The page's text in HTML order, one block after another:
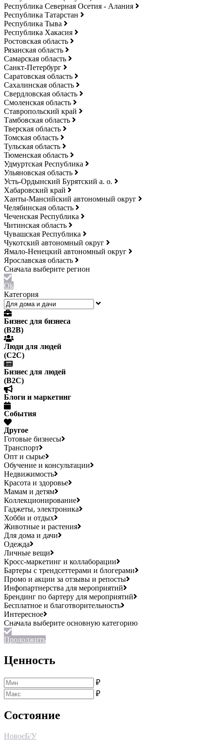
Республика Северная Осетия - Алания
Республика Татарстан
Республика Тыва
Республика Хакасия
Ростовская область
Рязанская область
Самарская область
Санкт-Петербург
Саратовская область
Сахалинская область
Свердловская область
Смоленская область
Ставропольский край
Тамбовская область
Тверская область
Томская область
Тульская область
Тюменская область
Удмуртская Республика
Ульяновская область
Усть-Ордынский Бурятский а. о.
Хабаровский край
Ханты-Мансийский автономный округ
Челябинская область
Чеченская Республика
Читинская область
Чувашская Республика
Чукотский автономный округ
Ямало-Ненецкий автономный округ
Ярославская область
Ok
Категория
Бизнес для бизнеса
(B2B)
Люди для людей
(С2С)
Бизнес для людей
(B2C)
Блоги и маркетинг
События
Другое
Готовые бизнесы
Транспорт
Опт и сырье
Обучение и консультации
Недвижимость
Красота и здоровье
Мамам и детям
Коллекционирование
Гаджеты, электроника
Хобби и отдых
Животные и растения
Для дома и дачи
Одежда
Личные вещи
Кросс-маркетинг и коллаборации
Бартеры с трендсеттерами и блогерами
Промо и акции за отзывы и репосты
Инфопартнерства для мероприятий
Брендинг по бартеру для мероприятий
Бесплатное и благотворительность
Интересное
Продолжить
Ценность
₽
₽
Состояние
НовоеБ/У